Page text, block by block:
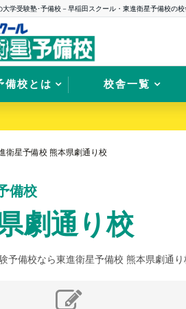
大学受験塾･予備校－早稲田スクール・東進衛星予備校の
備校とは 校舎一覧
衛星予備校 熊本県劇通り校
備校
劇通り校
予備校なら東進衛星予備校 熊本県劇通